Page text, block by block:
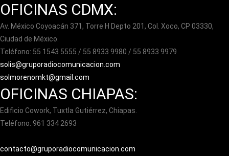
OFICINAS CDMX:
Av. México Coyoacán 371, Torre H Depto 201, Col. Xoco, CP 03330,
Ciudad de México.
Teléfono: 55 1543 5555 / 55 8933 9980 / 55 8933 9979
solis@gruporadiocomunicacion.com
solmorenomkt@gmail.com
OFICINAS CHIAPAS:
Edificio Cowork, Tuxtla Gutiérrez, Chiapas.
Teléfono: 961 334 2693
contacto@gruporadiocomunicacion.com